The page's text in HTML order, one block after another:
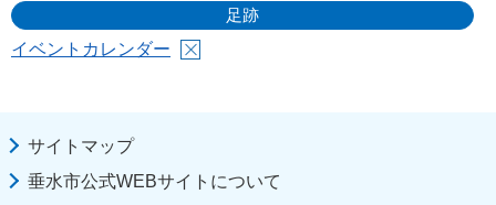
足跡
イベントカレンダー
サイトマップ
垂水市公式WEBサイトについて